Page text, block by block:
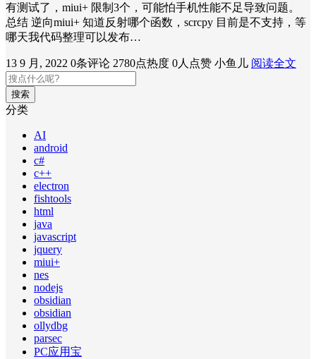
有测试了，miui+ 限制3个，可能怕手机性能不足导致问题。
总结 逆向miui+ 知道反射哪个函数，scrcpy 目前是不支持，等
哪天我代码整理可以发布…
13 9 月, 2022 0条评论 2780点热度 0人点赞 小鱼儿 阅读全文
搜索
分类
AI
android
c#
c++
electron
fishtools
html
java
javascript
jquery
miui+
nes
nodejs
obsidian
obsidian
ollydbg
parsec
PC应用宝